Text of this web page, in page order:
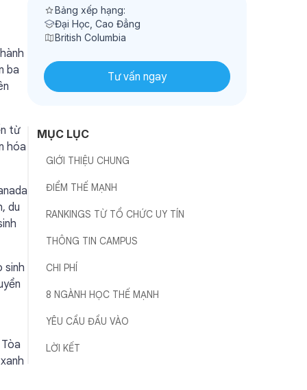
ba
từ
hóa
du
sinh
Bảng xếp hạng:
Đại Học, Cao Đẳng
British Columbia
Tư vấn ngay
MỤC LỤC
GIỚI THIỆU CHUNG
ĐIỂM THẾ MẠNH
RANKINGS TỪ TỔ CHỨC UY TÍN
THÔNG TIN CAMPUS
CHI PHÍ
8 NGÀNH HỌC THẾ MẠNH
YÊU CẦU ĐẦU VÀO
LỜI KẾT